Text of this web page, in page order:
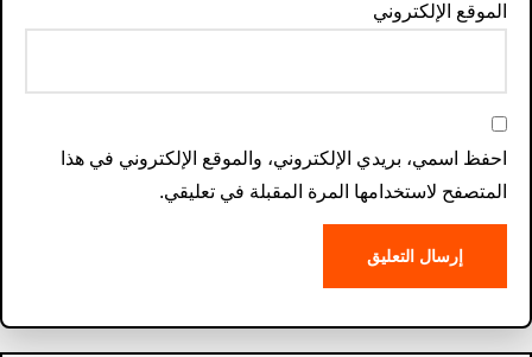
الموقع الإلكتروني
احفظ اسمي، بريدي الإلكتروني، والموقع الإلكتروني في هذا
المتصفح لاستخدامها المرة المقبلة في تعليقي.